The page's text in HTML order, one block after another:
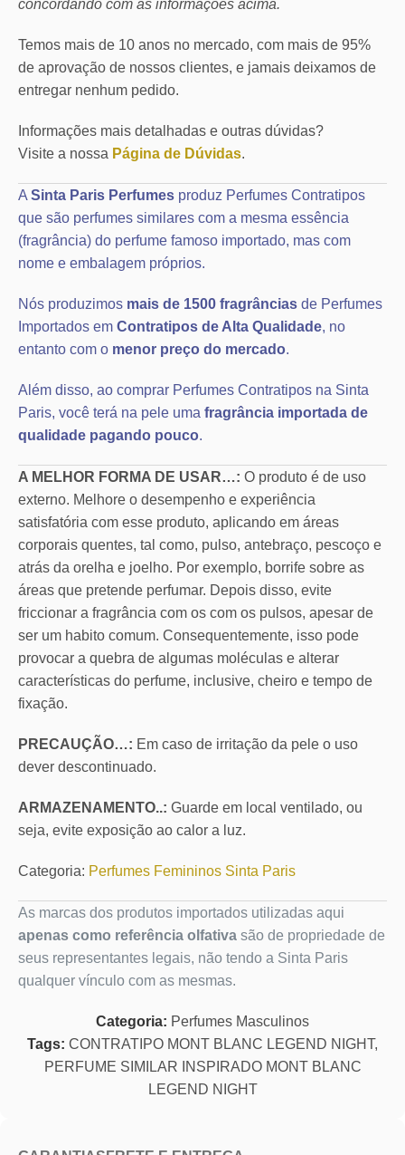
concordando com as informações acima.
Temos mais de 10 anos no mercado, com mais de 95%
de aprovação de nossos clientes, e jamais deixamos de
entregar nenhum pedido.
Informações mais detalhadas e outras dúvidas?
Visite a nossa Página de Dúvidas.
A Sinta Paris Perfumes produz Perfumes Contratipos
que são perfumes similares com a mesma essência
(fragrância) do perfume famoso importado, mas com
nome e embalagem próprios.
Nós produzimos mais de 1500 fragrâncias de Perfumes
Importados em Contratipos de Alta Qualidade, no
entanto com o menor preço do mercado.
Além disso, ao comprar Perfumes Contratipos na Sinta
Paris, você terá na pele uma fragrância importada de
qualidade pagando pouco.
A MELHOR FORMA DE USAR…: O produto é de uso
externo. Melhore o desempenho e experiência
satisfatória com esse produto, aplicando em áreas
corporais quentes, tal como, pulso, antebraço, pescoço e
atrás da orelha e joelho. Por exemplo, borrife sobre as
áreas que pretende perfumar. Depois disso, evite
friccionar a fragrância com os com os pulsos, apesar de
ser um habito comum. Consequentemente, isso pode
provocar a quebra de algumas moléculas e alterar
características do perfume, inclusive, cheiro e tempo de
fixação.
PRECAUÇÃO…: Em caso de irritação da pele o uso
dever descontinuado.
ARMAZENAMENTO..: Guarde em local ventilado, ou
seja, evite exposição ao calor a luz.
Categoria: Perfumes Femininos Sinta Paris
As marcas dos produtos importados utilizadas aqui
apenas como referência olfativa são de propriedade de
seus representantes legais, não tendo a Sinta Paris
qualquer vínculo com as mesmas.
Categoria: Perfumes Masculinos
Tags: CONTRATIPO MONT BLANC LEGEND NIGHT,
PERFUME SIMILAR INSPIRADO MONT BLANC
LEGEND NIGHT